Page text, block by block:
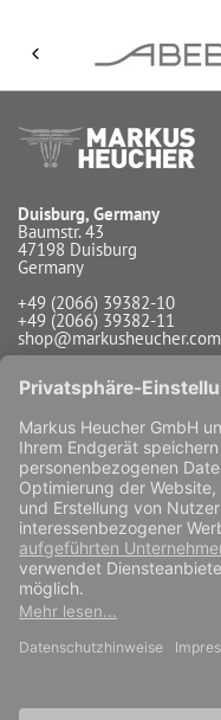
Duisburg, Germany
Baumstr. 43
47198 Duisburg
Germany
+49 (2066) 39382-10
+49 (2066) 39382-11
shop@markusheucher.com
Info / Service
Zahlungsarten
Versandarten